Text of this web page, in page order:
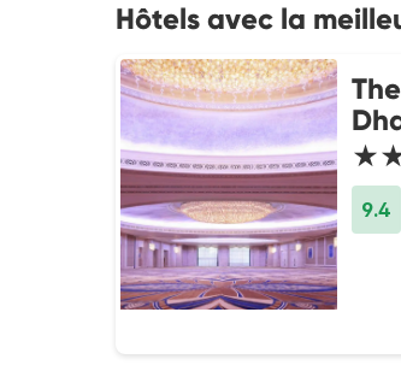
Hôtels avec la
9.4